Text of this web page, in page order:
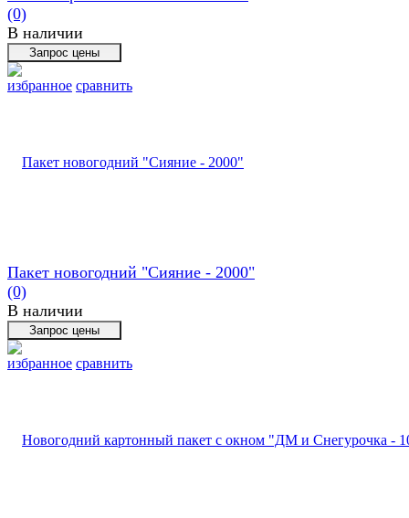
избранное сравнить
(0)
В наличии
избранное сравнить
Пакет новогодний "Сияние - 2000"
(0)
В наличии